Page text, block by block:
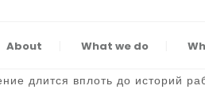
About What we do
длится вплоть до историй